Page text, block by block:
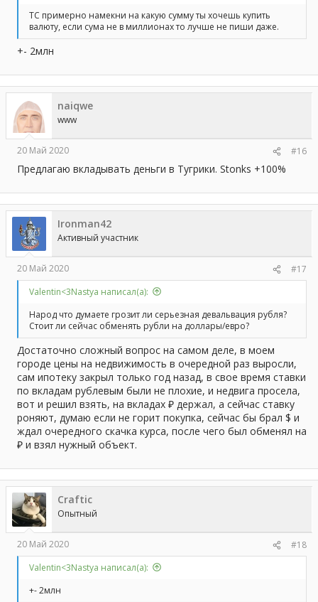
ТС примерно намекни на какую сумму ты хочешь купить
валюту, если сума не в миллионах то лучше не пиши даже.
+- 2млн
naiqwe
www
20 Май 2020 #16
Предлагаю вкладывать деньги в Тугрики. Stonks +100%
Ironman42
Активный участник
20 Май 2020
#17
Valentin<3Nastya написал(а):
Народ что думаете грозит ли серьезная девальвация рубля?
Стоит ли сейчас обменять рубли на доллары/евро?
Достаточно сложный вопрос на самом деле, в моем
городе цены на недвижимость в очередной раз выросли,
сам ипотеку закрыл только год назад, в свое время ставки
по вкладам рублевым были не плохие, и недвига просела,
вот и решил взять, на вкладах ₽ держал, а сейчас ставку
роняют, думаю если не горит покупка, сейчас бы брал $ и
ждал очередного скачка курса, после чего был обменял на
₽ и взял нужный объект.
Craftic
Опытный
20 Май 2020
#18
Valentin<3Nastya написал(а):
+- 2млн